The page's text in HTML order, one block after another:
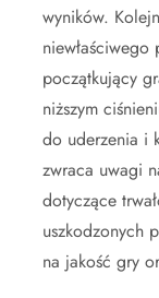
wyników.
początkujący
niższym
do uderzenia i
zwraca uwagi
dotyczące
uszkodzonych
na jakość gry